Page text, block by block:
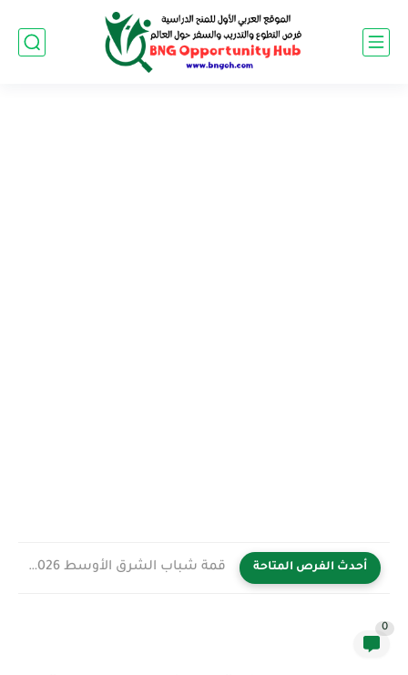
أحدث الفرص المتاحة قمة شباب الشرق الأوسط YBB 2026 في المملكة العربية السعودية...
0